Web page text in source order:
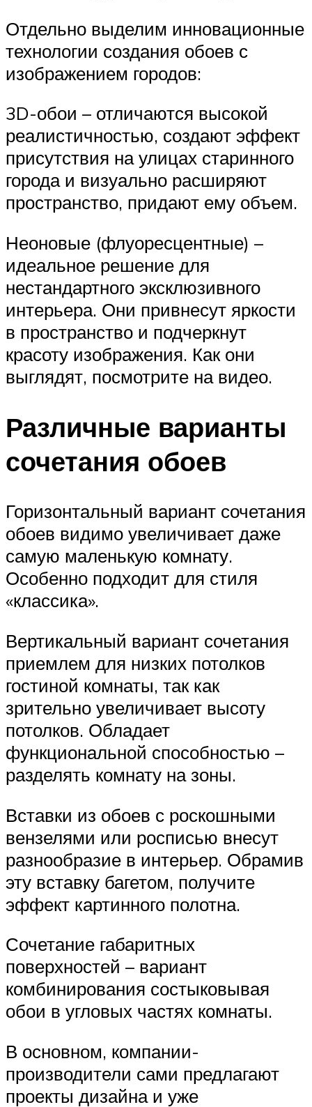
Отдельно выделим инновационные
технологии создания обоев с
изображением городов:
3D-обои – отличаются высокой
реалистичностью, создают эффект
присутствия на улицах старинного
города и визуально расширяют
пространство, придают ему объем.
Неоновые (флуоресцентные) –
идеальное решение для
нестандартного эксклюзивного
интерьера. Они привнесут яркости
в пространство и подчеркнут
красоту изображения. Как они
выглядят, посмотрите на видео.
Различные варианты
сочетания обоев
Горизонтальный вариант сочетания
обоев видимо увеличивает даже
самую маленькую комнату.
Особенно подходит для стиля
«классика».
Вертикальный вариант сочетания
приемлем для низких потолков
гостиной комнаты, так как
зрительно увеличивает высоту
потолков. Обладает
функциональной способностью –
разделять комнату на зоны.
Вставки из обоев с роскошными
вензелями или росписью внесут
разнообразие в интерьер. Обрамив
эту вставку багетом, получите
эффект картинного полотна.
Сочетание габаритных
поверхностей – вариант
комбинирования состыковывая
обои в угловых частях комнаты.
В основном, компании-
производители сами предлагают
проекты дизайна и уже